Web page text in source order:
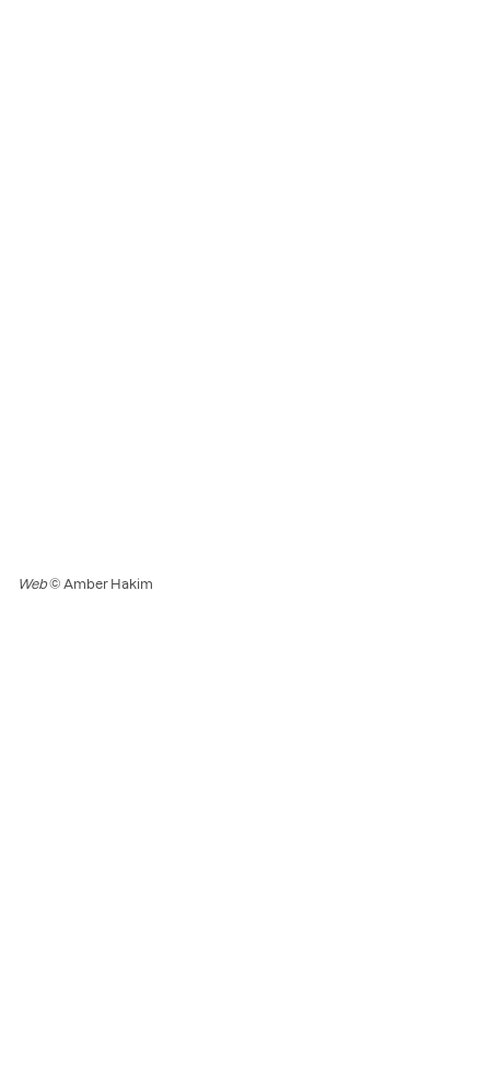
Web© Amber Hakim